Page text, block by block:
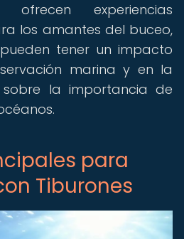
experiencias
los amantes del buceo,
tener un impacto
marina y en la
la importancia de
para
Tiburones